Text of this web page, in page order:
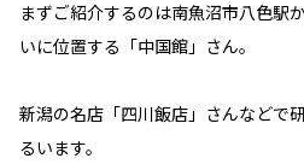
まずご紹介するのは南魚沼市八色駅
いに位置する「中国館」さん。
新潟の名店「四川飯店」さんなどで
るいます。